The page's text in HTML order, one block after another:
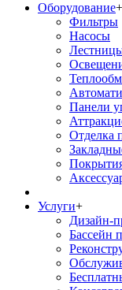
Оборудование+
Фильтры
Насосы
Панели
Отделка
Услуги+
Дизайн-
Бассейн